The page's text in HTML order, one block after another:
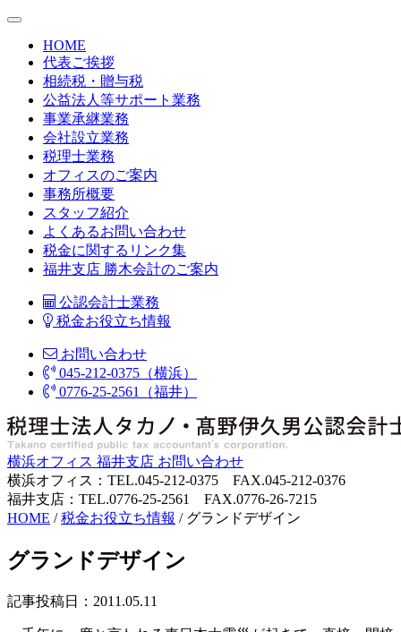
HOME
代表ご挨拶
相続税・贈与税
公益法人等サポート業務
事業承継業務
会社設立業務
税理士業務
オフィスのご案内
事務所概要
スタッフ紹介
よくあるお問い合わせ
税金に関するリンク集
福井支店 勝木会計のご案内
公認会計士業務
税金お役立ち情報
お問い合わせ
045-212-0375（横浜）
0776-25-2561（福井）
横浜オフィス 福井支店 お問い合わせ
横浜オフィス：TEL.045-212-0375 FAX.045-212-0376
福井支店：TEL.0776-25-2561 FAX.0776-26-7215
HOME /税金お役立ち情報 / グランドデザイン
グランドデザイン
記事投稿日：2011.05.11